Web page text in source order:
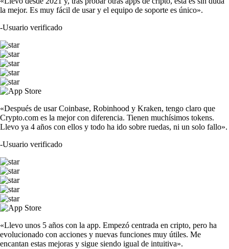
la mejor. Es muy fácil de usar y el equipo de soporte es único».
-Usuario verificado
«Después de usar Coinbase, Robinhood y Kraken, tengo claro que
Crypto.com es la mejor con diferencia. Tienen muchísimos tokens.
Llevo ya 4 años con ellos y todo ha ido sobre ruedas, ni un solo fallo».
-Usuario verificado
«Llevo unos 5 años con la app. Empezó centrada en cripto, pero ha
evolucionado con acciones y nuevas funciones muy útiles. Me
encantan estas mejoras y sigue siendo igual de intuitiva».